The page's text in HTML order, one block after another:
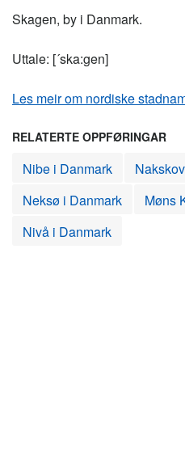
Skagen, by i Danmark.
Uttale: [´ska:gen]
Les meir om nordiske
RELATERTE OPPFØRINGAR
Nibe i Danmark
Neksø i Danmark
Møns
Nivå i Danmark